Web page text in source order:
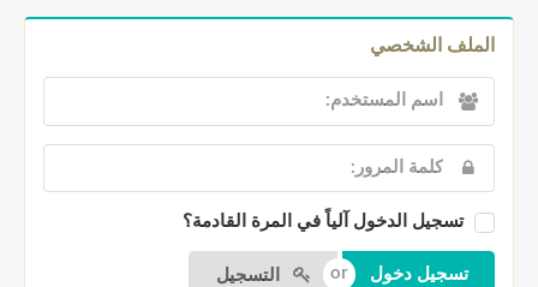
الملف الشخصي
تسجيل الدخول آلياً في المرة القادمة؟
التسجيل